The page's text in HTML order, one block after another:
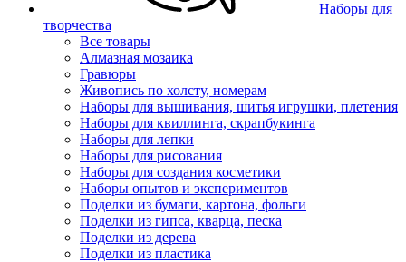
Наборы для
творчества
Все товары
Алмазная мозаика
Гравюры
Живопись по холсту, номерам
Наборы для вышивания, шитья игрушки, плетения
Наборы для квиллинга, скрапбукинга
Наборы для лепки
Наборы для рисования
Наборы для создания косметики
Наборы опытов и экспериментов
Поделки из бумаги, картона, фольги
Поделки из гипса, кварца, песка
Поделки из дерева
Поделки из пластика